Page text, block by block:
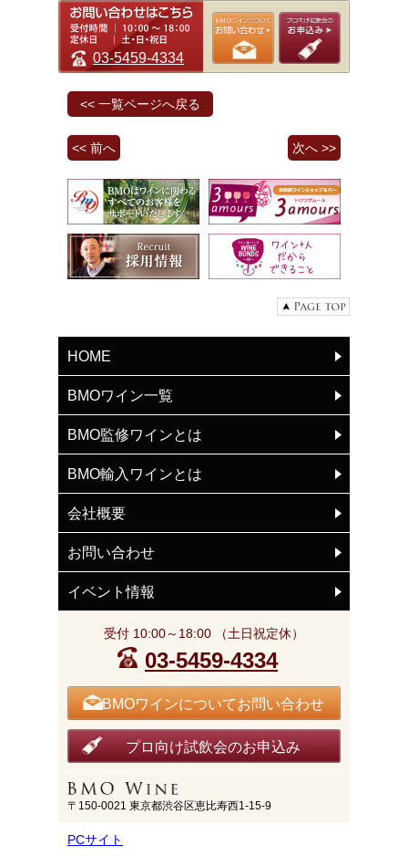
03-5459-4334
<< 一覧ページへ戻る
<< 前へ 次へ >>
HOME
BMOワイン一覧
BMO監修ワインとは
BMO輸入ワインとは
会社概要
お問い合わせ
イベント情報
受付 10:00～18:00 （土日祝定休）
03-5459-4334
BMOワインについてお問い合わせ
プロ向け試飲会のお申込み
〒150-0021 東京都渋谷区恵比寿西1-15-9
PCサイト